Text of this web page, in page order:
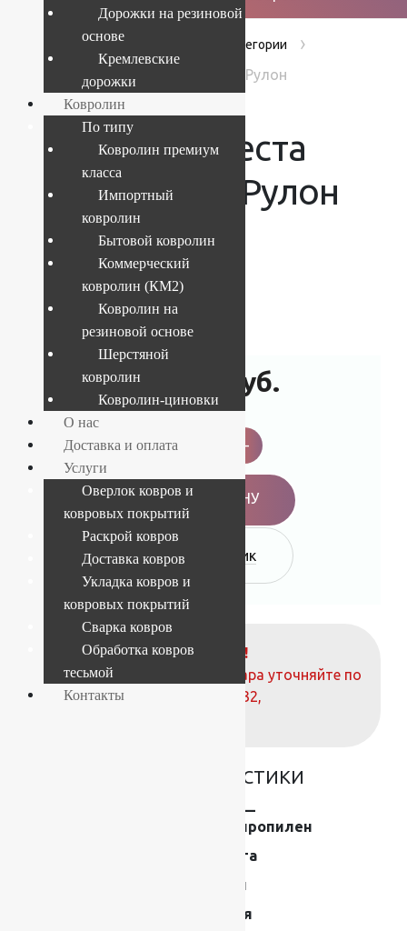
› Products Без категории ›
Дорожка Фиеста 80658 36966 Рулон
Дорожка Фиеста
80658 36966 Рулон
Текущий размер:4х25 м
Артикул:121678
145 000 руб.
-
Фиеста
80658
Рулон
quantity
+
В КОРЗИНУ
Купить в 1 клик
ВНИМАНИЕ!
О наличие и стоимости товара уточняйте по
телефонам:
+7 (812) 377-09-32,
ОСНОВНЫЕ ХАРАКТЕРИСТИКИ
Frise —
полипропилен
Фиеста
Рулон
Россия
Дорожки на резиновой
основе
Кремлевские
дорожки
Ковролин
По типу
Ковролин премиум
класса
Импортный
ковролин
Бытовой ковролин
Коммерческий
ковролин (КМ2)
Ковролин на
резиновой основе
Шерстяной
ковролин
Ковролин-циновки
О нас
Доставка и оплата
Услуги
Оверлок ковров и
ковровых покрытий
Раскрой ковров
Доставка ковров
Укладка ковров и
ковровых покрытий
Сварка ковров
Обработка ковров
тесьмой
Контакты